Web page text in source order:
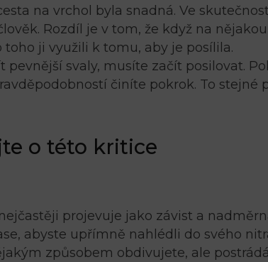
na vrchol byla snadná. Ve
Rozdíl je v tom, že když na nějakou
ji využili k tomu, aby je posílila.
svaly, musíte začít posilovat.
činíte pokrok. To stejné
o této kritice
projevuje jako závist a
abyste upřímně nahlédli do svého
způsobem obdivujete, ale